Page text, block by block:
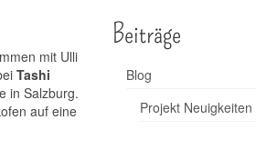
mit Ulli
Tashi
in Salzburg.
auf eine
Beiträge
Blog
Projekt Neuigkeiten